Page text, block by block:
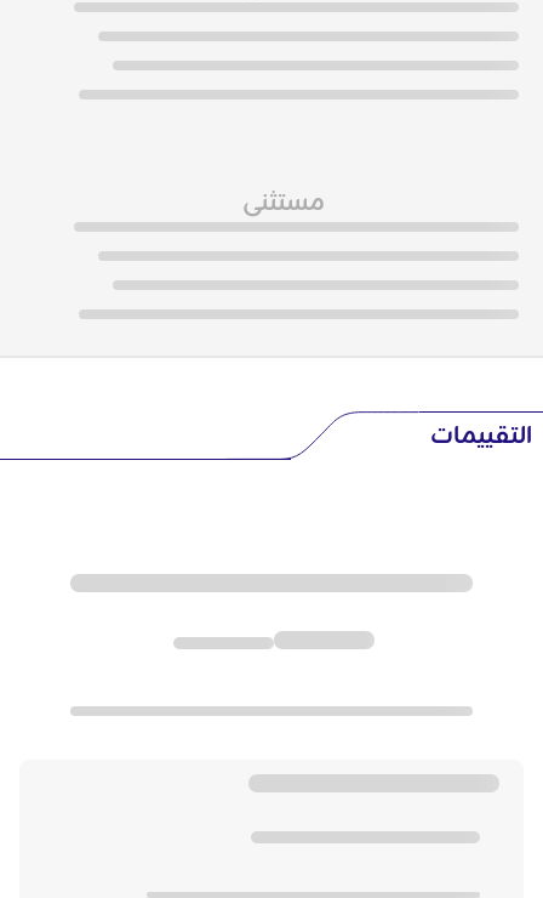
مستثنى
التقييمات